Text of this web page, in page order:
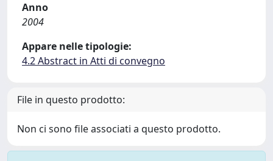
Anno
2004
Appare nelle tipologie:
4.2 Abstract in Atti di convegno
File in questo prodotto:
Non ci sono file associati a questo prodotto.